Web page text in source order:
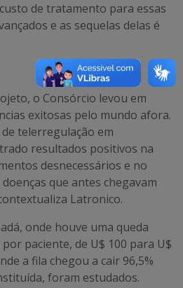
de tratamento para essas
e as sequelas delas é
o Consórcio levou em
exitosas pelo mundo afora.
telerregulação em
resultados positivos na
desnecessários e no
que antes chegavam
Latronico.
onde houve uma queda
paciente, de U$ 100 para U$
a fila chegou a cair 96,5%
foram estudados.